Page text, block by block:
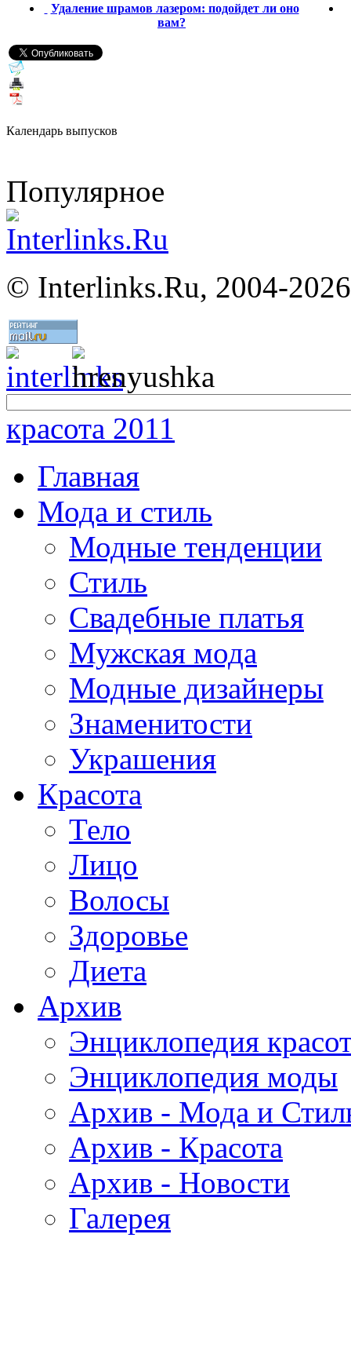
Удаление шрамов лазером: подойдет ли оно
вам?
Календарь выпусков
Популярное
© Interlinks.Ru, 2004-2026
красота 2011
Главная
Мода и стиль
Модные тенденции
Стиль
Свадебные платья
Мужская мода
Модные дизайнеры
Знаменитости
Украшения
Красота
Тело
Лицо
Волосы
Здоровье
Диета
Архив
Энциклопедия
Энциклопедия моды
Архив - Мода и
Архив - Красота
Архив - Новости
Галерея